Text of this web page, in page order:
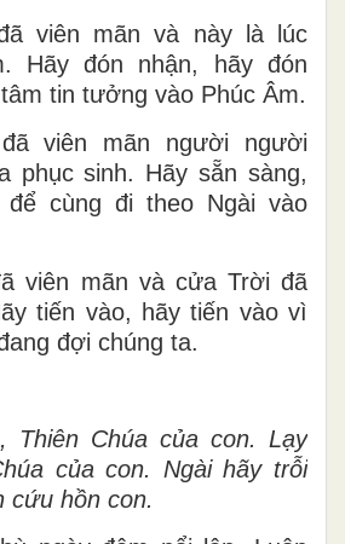
viên mãn và này là lúc
Hãy đón nhận, hãy đón
tin tưởng vào Phúc Âm.
viên mãn người người
phục sinh. Hãy sẵn sàng,
để cùng đi theo Ngài vào
viên mãn và cửa Trời đã
tiến vào, hãy tiến vào vì
đợi chúng ta.
Thiên Chúa của con. Lạy
của con. Ngài hãy trỗi
cứu hồn con.